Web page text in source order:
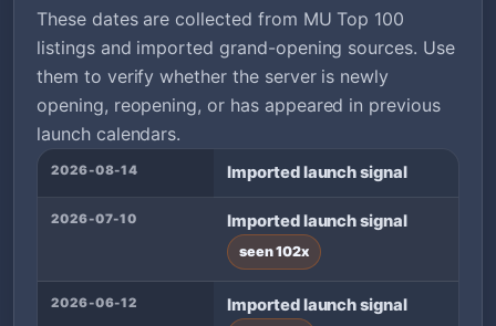
These dates are collected from MU Top 100
listings and imported grand-opening sources. Use
them to verify whether the server is newly
opening, reopening, or has appeared in previous
launch calendars.
2026-08-14 Imported launch signal
2026-07-10 Imported launch signal
seen 102x
2026-06-12 Imported launch signal